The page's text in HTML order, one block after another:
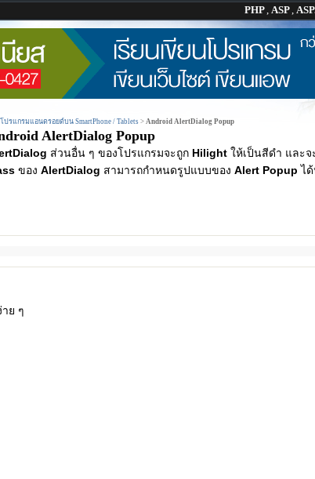
PHP, ASP,
รแกรมแอนดรอยด์บน SmartPhone / Tablets> Android AlertDialog Popup
AlertDialog Popup
ส่วนอื่น ๆ ของโปรแกรมจะถูก Hilight ให้เป็นสีดำ และจ
ของ AlertDialog สามารถกำหนดรูปแบบของ Alert Popup ไ
ย ๆ